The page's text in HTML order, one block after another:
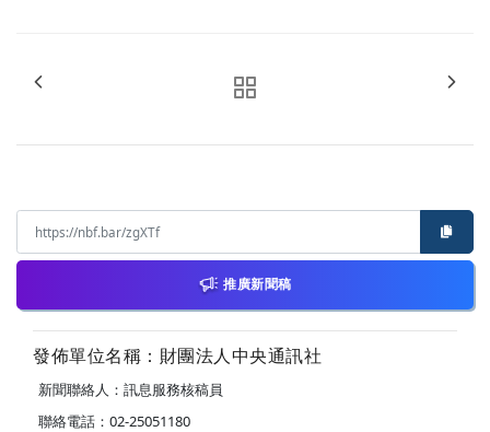
推廣新聞稿
發佈單位名稱：財團法人中央通訊社
新聞聯絡人：訊息服務核稿員
聯絡電話：02-25051180